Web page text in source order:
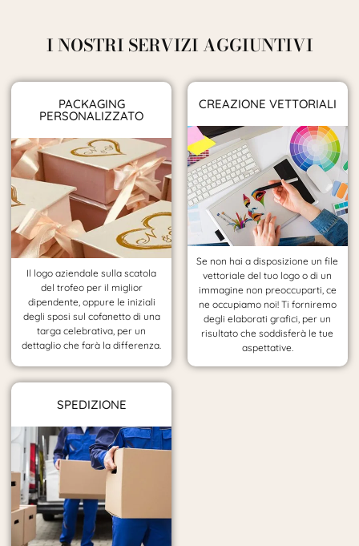
I NOSTRI SERVIZI AGGIUNTIVI
PACKAGING
PERSONALIZZATO
Il logo aziendale sulla scatola
del trofeo per il miglior
dipendente, oppure le iniziali
degli sposi sul cofanetto di una
targa celebrativa, per un
dettaglio che farà la differenza.
CREAZIONE VETTORIALI
Se non hai a disposizione un file
vettoriale del tuo logo o di un
immagine non preoccuparti, ce
ne occupiamo noi! Ti forniremo
degli elaborati grafici, per un
risultato che soddisferà le tue
aspettative.
SPEDIZIONE